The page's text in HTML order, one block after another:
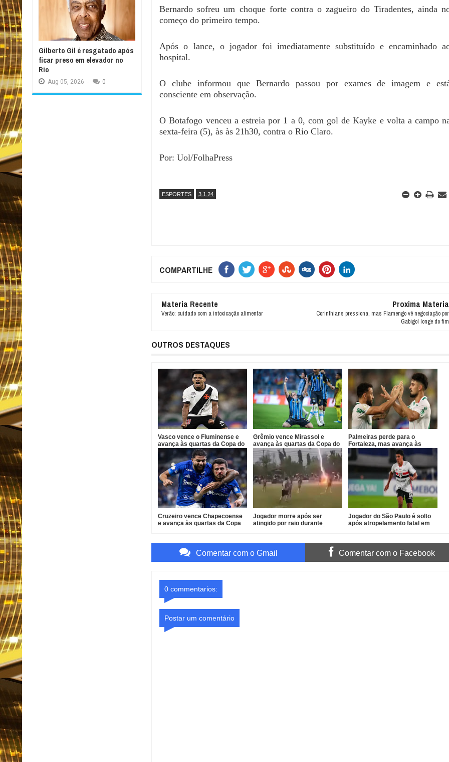
Bernardo sofreu um choque forte contra o zagueiro do Tiradentes, ainda
começo do primeiro tempo.
Após o lance, o jogador foi imediatamente substituído e encaminhado
hospital.
O clube informou que Bernardo passou por exames de imagem e
consciente em observação.
O Botafogo venceu a estreia por 1 a 0, com gol de Kayke e volta a campo
sexta-feira (5), às às 21h30, contra o Rio Claro.
Por: Uol/FolhaPress
ESPORTES 3.1.24
COMPARTILHE
Materia Recente
Verão: cuidado com a intoxicação alimentar
Proxima Materia
Corinthians pressiona, mas Flamengo vê negociação por
Gabigol longe do fim
OUTROS DESTAQUES
Vasco vence o Fluminense e
avança às quartas da Copa do
Brasil
Grêmio vence Mirassol e
avança às quartas da Copa do
Brasil
Palmeiras perde para o
Fortaleza, mas avança às
quartas da Copa do Brasil
Cruzeiro vence Chapecoense
e avança às quartas da Copa
Jogador morre após ser
atingido por raio durante
Jogador do São Paulo é solto
após atropelamento fatal em
Comentar com o Gmail Comentar com o Facebook
0 commentarios:
Postar um comentário
Gilberto Gil é resgatado após
ficar preso em elevador no
Rio
Aug 05, 2026 - 0